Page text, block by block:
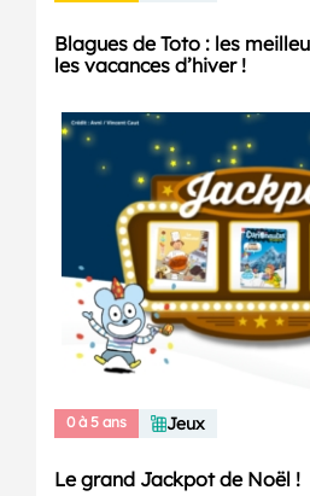
Blagues de Toto : les
les vacances d’hiver !
0 à 5 ans Jeux
Le grand Jackpot de Noël !